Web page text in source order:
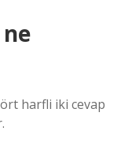
harfli iki cevap